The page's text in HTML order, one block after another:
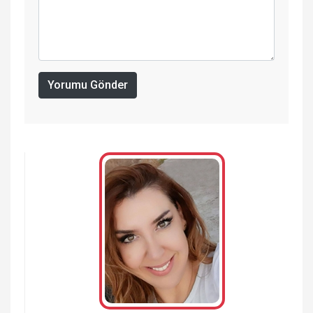
Yorumu Gönder